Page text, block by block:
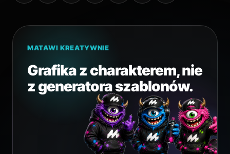
MATAWI KREATYWNIE
Grafika z charakterem, nie
z generatora szablonów.